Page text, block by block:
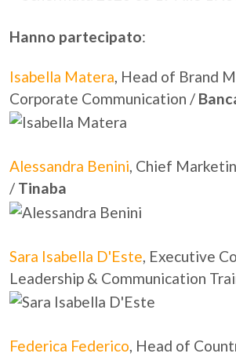
Hanno partecipato:
Isabella Matera, Head of Brand
Corporate Communication /
Alessandra Benini, Chief
/ Tinaba
Sara Isabella D'Este , Executive
Leadership & Communication
Federica Federico, Head of